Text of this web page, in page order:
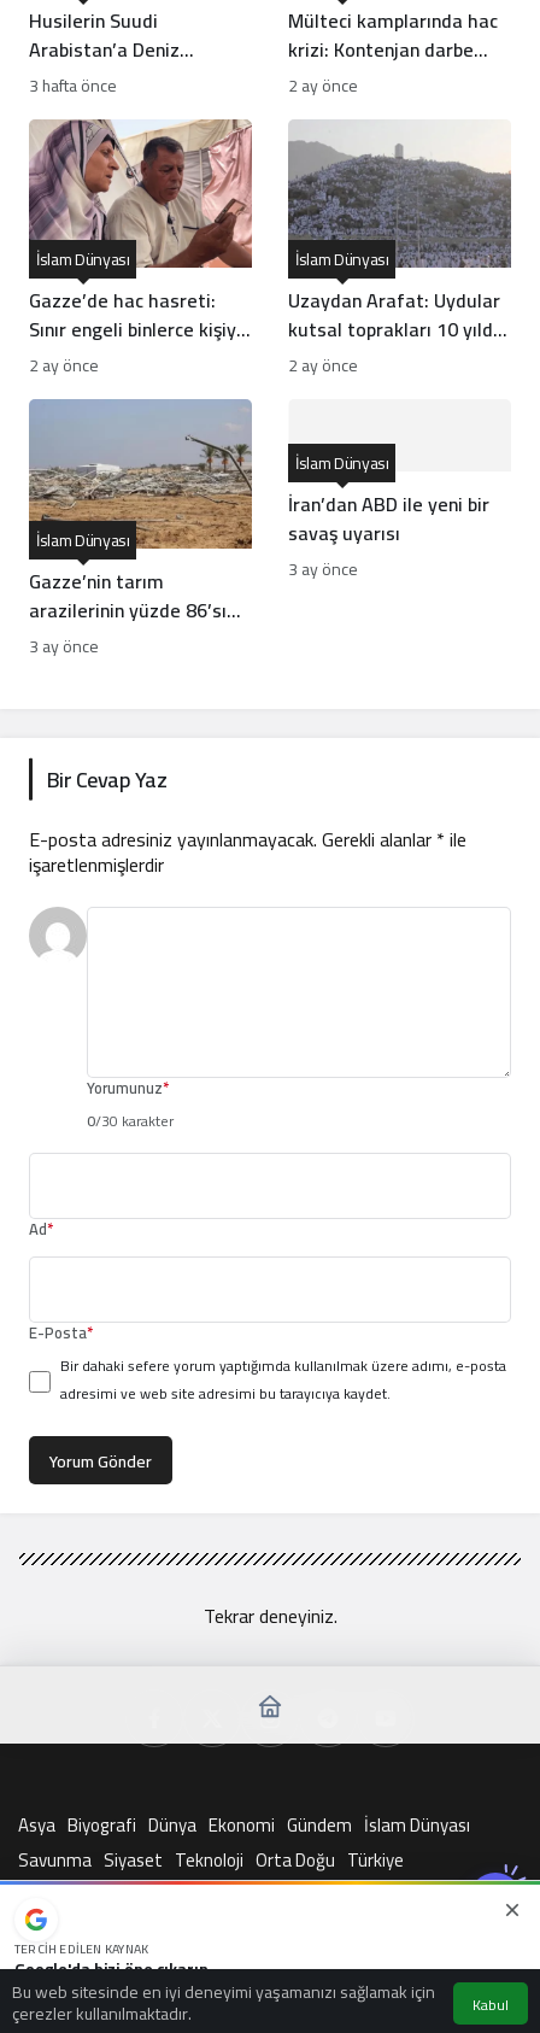
Husilerin Suudi
Arabistan’a Deniz
Ambargosu ve
Anlama Geliyor?
3 hafta önce
Mülteci kamplarında hac
krizi: Kontenjan darbe
vurdu
2 ay önce
Gazze’de hac hasreti:
Sınır engeli binlerce kişiyi
vurdu
İslam Dünyası
2 ay önce
Uzaydan Arafat: Uydular
kutsal toprakları 10 yılda
nasıl görüntüledi?
İslam Dünyası
2 ay önce
Gazze’nin tarım
arazilerinin yüzde 86’sı
tahrip oldu
İslam Dünyası
3 ay önce
İran’dan ABD ile yeni bir
savaş uyarısı
İslam Dünyası
3 ay önce
Bir Cevap Yaz
E-posta adresiniz yayınlanmayacak.Gerekli alanlar*ile
işaretlenmişlerdir
Yorumunuz*
0/30 karakter
Ad*
E-Posta*
Bir dahaki sefere yorum yaptığımda kullanılmak üzere adımı, e-posta
adresimi ve web site adresimi bu tarayıcıya kaydet.
Yorum Gönder
Tekrar deneyiniz.
Bu web sitesinde en iyi deneyimi yaşamanızı sağlamak için
çerezler kullanılmaktadır. Kabul
Asya Biyografi Dünya Ekonomi Gündem İslam Dünyası
Savunma Siyaset Teknoloji Orta Doğu Türkiye
© Telif Hakkı 2026, Tüm Hakları Saklıdır
TERCIH EDILEN KAYNAK
Google'da bizi öne çıkarın
Kaynağı Ekle